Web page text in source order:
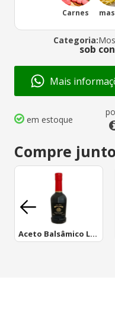
Carnes
Categoria:
sob
Mais
em estoque
Compre junto
Aceto Balsâmico Laur 250 Ml